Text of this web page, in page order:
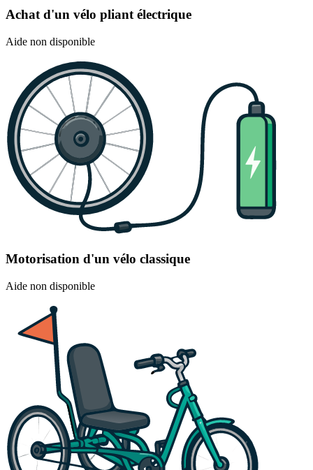
Achat d'un vélo pliant électrique
Aide non disponible
Motorisation d'un vélo classique
Aide non disponible